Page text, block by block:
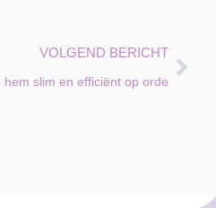
VOLGEND BERICHT
slim en efficiënt op orde